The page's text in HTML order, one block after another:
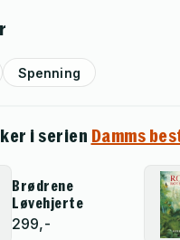
Spenning
i serien Damms
Brødrene
Løvehjerte
299,-